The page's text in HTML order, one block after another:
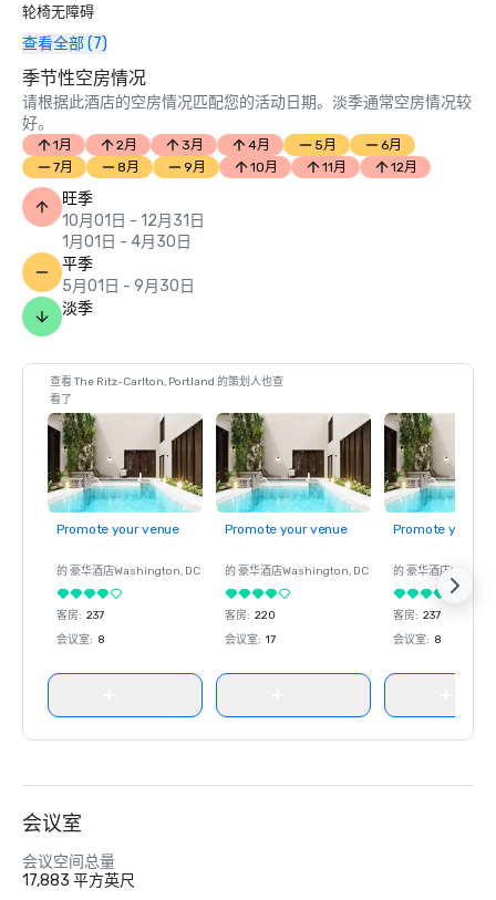
轮椅无障碍
查看全部 (7)
季节性空房情况
请根据此酒店的空房情况匹配您的活动日期。淡季通常空房情况较
好。
1月 2月 3月 4月 5月
6月
7月
8月 9月 10月 11月 12月
旺季
10月01日 - 12月31日
1月01日 - 4月30日
平季
5月01日 - 9月30日
淡季
查看 The Ritz-Carlton, Portland 的策划人也查
看了
Promote your venue
的 豪华酒店Washington, DC
客房: 237
会议室: 8
Promote your venue
的 豪华酒店Washington, DC
客房: 220
会议室: 17
Promote your
的 豪华酒店
客房: 237
会议室: 8
会议室
会议空间总量
17,883 平方英尺